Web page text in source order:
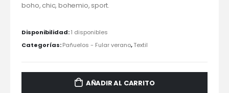
boho, chic, bohemio, sport.
Disponibilidad:1 disponibles
Categorías:Pañuelos - Fular verano,Textil
AÑADIR AL CARRITO